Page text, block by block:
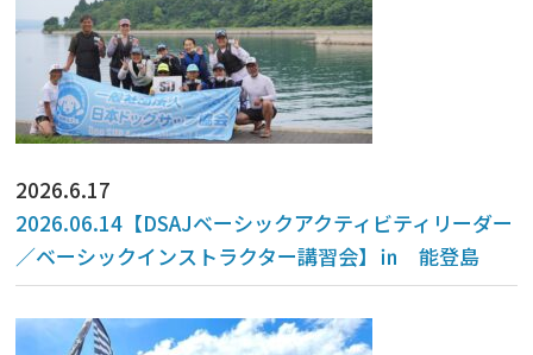
2026.6.17
2026.06.14【DSAJベーシックアクティビティリーダー
／ベーシックインストラクター講習会】㏌ 能登島